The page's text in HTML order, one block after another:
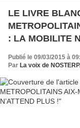
LE LIVRE
: LA MOBILITE
Publié le 09/03/2015 à
Par La voix de